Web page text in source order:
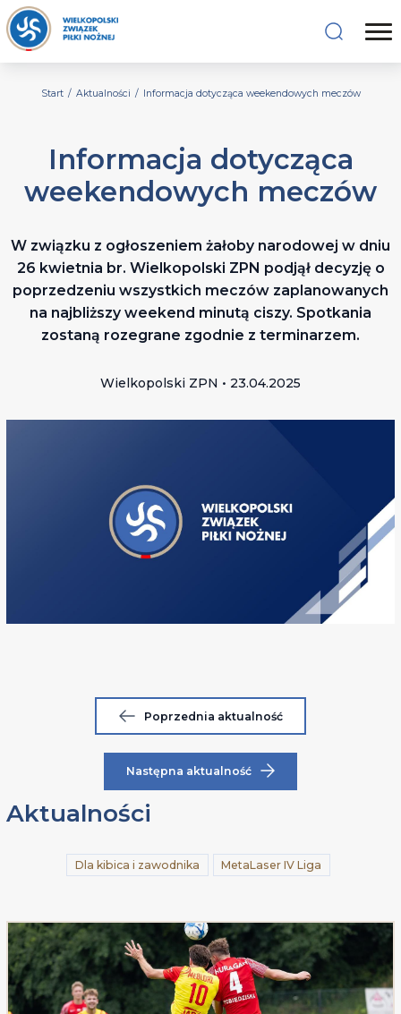
Start / Aktualności / Informacja dotycząca weekendowych meczów
Informacja dotycząca
weekendowych meczów
W związku z ogłoszeniem żałoby narodowej w dniu
26 kwietnia br. Wielkopolski ZPN podjął decyzję o
poprzedzeniu wszystkich meczów zaplanowanych
na najbliższy weekend minutą ciszy. Spotkania
zostaną rozegrane zgodnie z terminarzem.
Wielkopolski ZPN • 23.04.2025
Poprzednia aktualność
Następna aktualność
Aktualności
Dla kibica i zawodnika MetaLaser IV Liga